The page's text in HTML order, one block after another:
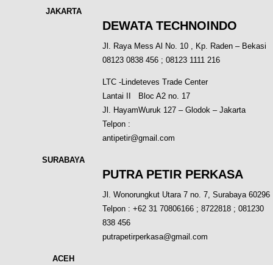
JAKARTA
DEWATA TECHNOINDO
Jl. Raya Mess Al No. 10 , Kp. Raden – Bekasi
08123 0838 456 ; 08123 1111 216
LTC -Lindeteves Trade Center
Lantai II Bloc A2 no. 17
Jl. HayamWuruk 127 – Glodok – Jakarta
Telpon :
antipetir@gmail.com
SURABAYA
PUTRA PETIR PERKASA
Jl. Wonorungkut Utara 7 no. 7, Surabaya 60296
Telpon : +62 31 70806166 ; 8722818 ; 081230
838 456
putrapetirperkasa@gmail.com
ACEH